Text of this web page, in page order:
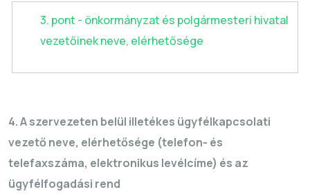
3. pont - önkormányzat és polgármesteri hivatal
vezetőinek neve, elérhetősége
4. A szervezeten belül illetékes ügyfélkapcsolati
vezető neve, elérhetősége (telefon- és
telefaxszáma, elektronikus levélcíme) és az
ügyfélfogadási rend